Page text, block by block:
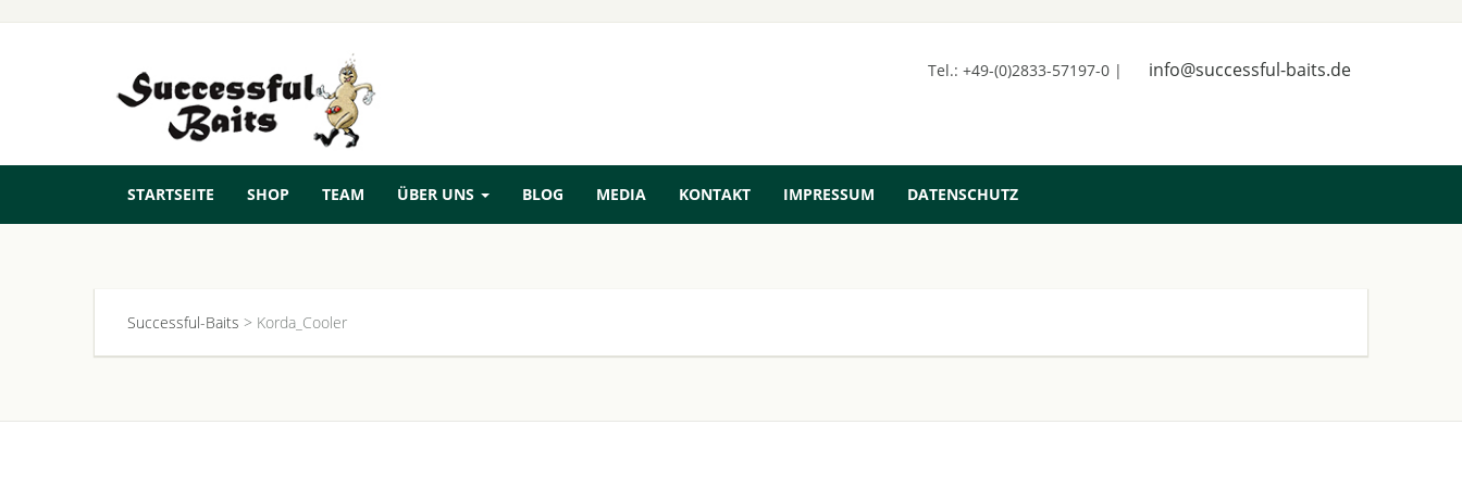
Tel.: +49-(0)2833-57197-0 | info@successful-baits.de
STARTSEITE SHOP TEAM ÜBER UNS BLOG MEDIA KONTAKT IMPRESSUM DATENSCHUTZ
Successful-Baits > Korda_Cooler